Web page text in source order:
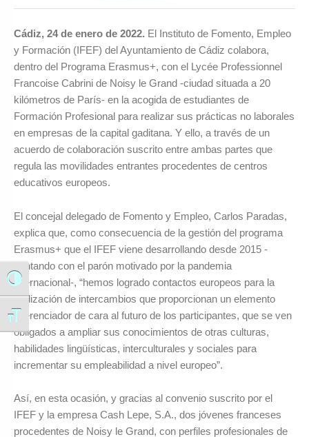
Alternar alto contraste
Alternar tamaño de letra
Cádiz, 24 de enero de 2022. El Instituto de Fomento, Empleo
y Formación (IFEF) del Ayuntamiento de Cádiz colabora,
dentro del Programa Erasmus+, con el Lycée Professionnel
Francoise Cabrini de Noisy le Grand -ciudad situada a 20
kilómetros de París- en la acogida de estudiantes de
Formación Profesional para realizar sus prácticas no laborales
en empresas de la capital gaditana. Y ello, a través de un
acuerdo de colaboración suscrito entre ambas partes que
regula las movilidades entrantes procedentes de centros
educativos europeos.
El concejal delegado de Fomento y Empleo, Carlos Paradas,
explica que, como consecuencia de la gestión del programa
Erasmus+ que el IFEF viene desarrollando desde 2015 -
contando con el parón motivado por la pandemia
internacional-, “hemos logrado contactos europeos para la
realización de intercambios que proporcionan un elemento
diferenciador de cara al futuro de los participantes, que se ven
obligados a ampliar sus conocimientos de otras culturas,
habilidades lingüísticas, interculturales y sociales para
incrementar su empleabilidad a nivel europeo”.
Así, en esta ocasión, y gracias al convenio suscrito por el
IFEF y la empresa Cash Lepe, S.A., dos jóvenes franceses
procedentes de Noisy le Grand, con perfiles profesionales de